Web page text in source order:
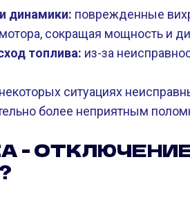
динамики: поврежденные
сокращая мощность и
топлива: из-за
ситуациях
более неприятным
-